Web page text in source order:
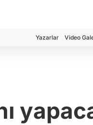
Yazarlar Video